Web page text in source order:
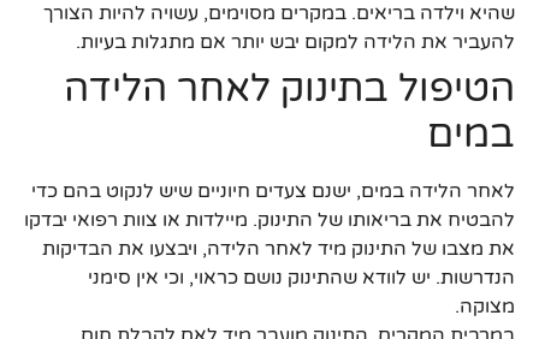
שהיא וילדה בריאים. במקרים מסוימים, עשויה להיות הצורך
להעביר את הלידה למקום יבש יותר אם מתגלות בעיות.
הטיפול בתינוק לאחר הלידה
במים
לאחר הלידה במים, ישנם צעדים חיוניים שיש לנקוט בהם כדי
להבטיח את בריאותו של התינוק. מיילדות או צוות רפואי יבדקו
את מצבו של התינוק מיד לאחר הלידה, ויבצעו את הבדיקות
הנדרשות. יש לוודא שהתינוק נושם כראוי, וכי אין סימני
מצוקה.